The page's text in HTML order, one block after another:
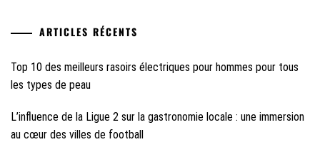
ARTICLES RÉCENTS
Top 10 des meilleurs rasoirs électriques pour hommes pour tous
les types de peau
L’influence de la Ligue 2 sur la gastronomie locale : une immersion
au cœur des villes de football